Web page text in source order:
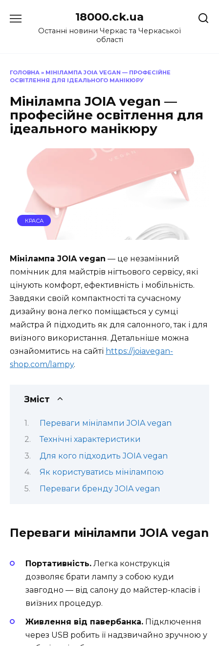
до
18000.ck.ua
Останні новини Черкас та Черкаської
області
ГОЛОВНА » МІНІЛАМПА JOIA VEGAN — ПРОФЕСІЙНЕ
ОСВІТЛЕННЯ ДЛЯ ІДЕАЛЬНОГО МАНІКЮРУ
Мінілампа JOIA vegan —
професійне освітлення для
ідеального манікюру
КРАСА
Мінілампа JOIA vegan — це незамінний
помічник для майстрів нігтьового сервісу, які
цінують комфорт, ефективність і мобільність.
Завдяки своїй компактності та сучасному
дизайну вона легко поміщається у сумці
майстра й підходить як для салонного, так і для
виїзного використання. Детальніше можна
ознайомитись на сайті https://joiavegan-
shop.com/lampy.
Зміст
Переваги мінілампи JOIA vegan
Технічні характеристики
Для кого підходить JOIA vegan
Як користуватись мінілампою
Переваги бренду JOIA vegan
Переваги мінілампи JOIA vegan
Портативність. Легка конструкція
дозволяє брати лампу з собою куди
завгодно — від салону до майстер-класів і
виїзних процедур.
Живлення від павербанка. Підключення
через USB робить її надзвичайно зручною у